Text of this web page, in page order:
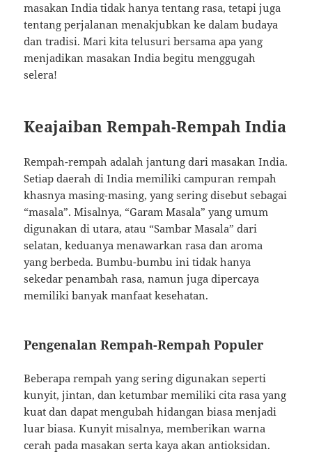
masakan India tidak hanya tentang rasa, tetapi juga
tentang perjalanan menakjubkan ke dalam budaya
dan tradisi. Mari kita telusuri bersama apa yang
menjadikan masakan India begitu menggugah
selera!
Keajaiban Rempah-Rempah India
Rempah-rempah adalah jantung dari masakan India.
Setiap daerah di India memiliki campuran rempah
khasnya masing-masing, yang sering disebut sebagai
“masala”. Misalnya, “Garam Masala” yang umum
digunakan di utara, atau “Sambar Masala” dari
selatan, keduanya menawarkan rasa dan aroma
yang berbeda. Bumbu-bumbu ini tidak hanya
sekedar penambah rasa, namun juga dipercaya
memiliki banyak manfaat kesehatan.
Pengenalan Rempah-Rempah Populer
Beberapa rempah yang sering digunakan seperti
kunyit, jintan, dan ketumbar memiliki cita rasa yang
kuat dan dapat mengubah hidangan biasa menjadi
luar biasa. Kunyit misalnya, memberikan warna
cerah pada masakan serta kaya akan antioksidan.